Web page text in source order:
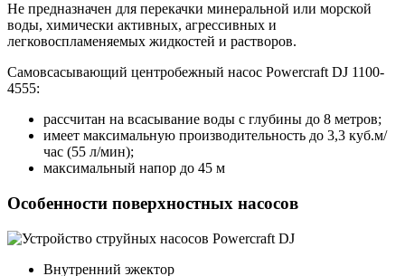
Не предназначен для перекачки минеральной или морской
воды, химически активных, агрессивных и
легковоспламеняемых жидкостей и растворов.
Самовсасывающий центробежный насос Powercraft DJ 1100-
4555:
рассчитан на всасывание воды с глубины до 8 метров;
имеет максимальную производительность до 3,3 куб.м/
час (55 л/мин);
максимальный напор до 45 м
Особенности поверхностных насосов
Внутренний эжектор